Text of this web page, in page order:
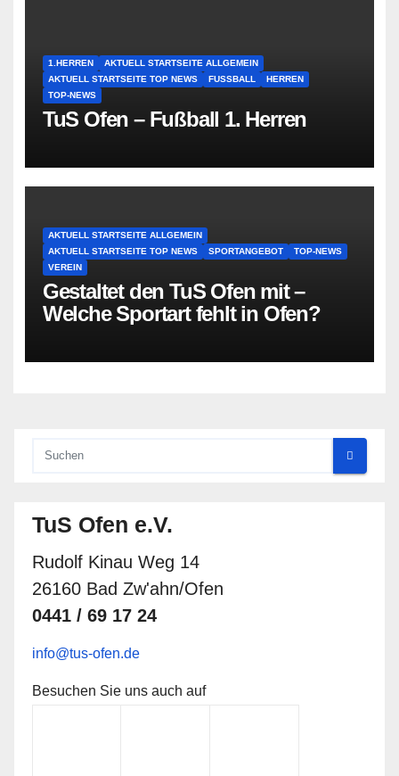
1.HERREN
AKTUELL STARTSEITE ALLGEMEIN
AKTUELL STARTSEITE TOP NEWS
FUSSBALL
HERREN
TOP-NEWS
TuS Ofen – Fußball 1. Herren
AKTUELL STARTSEITE ALLGEMEIN
AKTUELL STARTSEITE TOP NEWS
SPORTANGEBOT
TOP-NEWS
VEREIN
Gestaltet den TuS Ofen mit –
Welche Sportart fehlt in Ofen?
TuS Ofen e.V.
Rudolf Kinau Weg 14
26160 Bad Zw'ahn/Ofen
0441 / 69 17 24
info@tus-ofen.de
Besuchen Sie uns auch auf